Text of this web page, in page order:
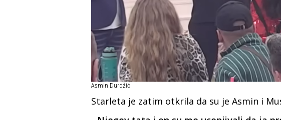
Asmin Durdžić
Starleta je zatim otkrila da su je Asmin i